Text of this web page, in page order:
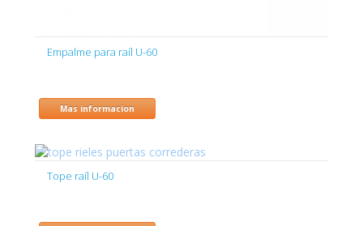
Empalme para raíl U-60
Mas informacion
Tope raíl U-60